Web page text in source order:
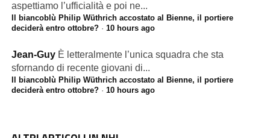
aspettiamo l’ufficialità e poi ne...
Il biancoblù Philip Wüthrich accostato al Bienne, il portiere
deciderà entro ottobre?· 10 hours ago
Jean-Guy È letteralmente l’unica squadra che sta
sfornando di recente giovani di...
Il biancoblù Philip Wüthrich accostato al Bienne, il portiere
deciderà entro ottobre?· 10 hours ago